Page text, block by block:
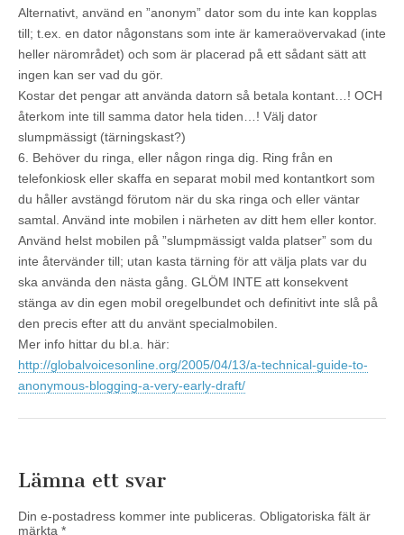
Alternativt, använd en ”anonym” dator som du inte kan kopplas
till; t.ex. en dator någonstans som inte är kameraövervakad (inte
heller närområdet) och som är placerad på ett sådant sätt att
ingen kan ser vad du gör.
Kostar det pengar att använda datorn så betala kontant…! OCH
återkom inte till samma dator hela tiden…! Välj dator
slumpmässigt (tärningskast?)
6. Behöver du ringa, eller någon ringa dig. Ring från en
telefonkiosk eller skaffa en separat mobil med kontantkort som
du håller avstängd förutom när du ska ringa och eller väntar
samtal. Använd inte mobilen i närheten av ditt hem eller kontor.
Använd helst mobilen på ”slumpmässigt valda platser” som du
inte återvänder till; utan kasta tärning för att välja plats var du
ska använda den nästa gång. GLÖM INTE att konsekvent
stänga av din egen mobil oregelbundet och definitivt inte slå på
den precis efter att du använt specialmobilen.
Mer info hittar du bl.a. här:
http://globalvoicesonline.org/2005/04/13/a-technical-guide-to-
anonymous-blogging-a-very-early-draft/
Lämna ett svar
Din e-postadress kommer inte publiceras. Obligatoriska fält är
märkta *